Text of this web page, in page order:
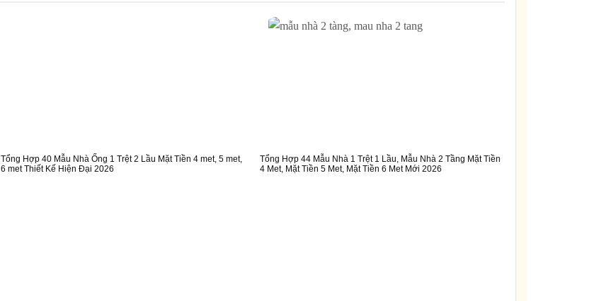
Tổng Hợp 40 Mẫu Nhà Ống 1 Trệt 2 Lầu Mặt Tiền 4 met, 5 met,
6 met Thiết Kế Hiện Đại 2026
Tổng Hợp 44 Mẫu Nhà 1 Trệt 1 Lầu, Mẫu Nhà 2 Tầng Mặt Tiền
4 Met, Mặt Tiền 5 Met, Mặt Tiền 6 Met Mới 2026